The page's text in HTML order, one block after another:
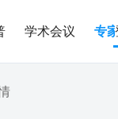
学术会议 专